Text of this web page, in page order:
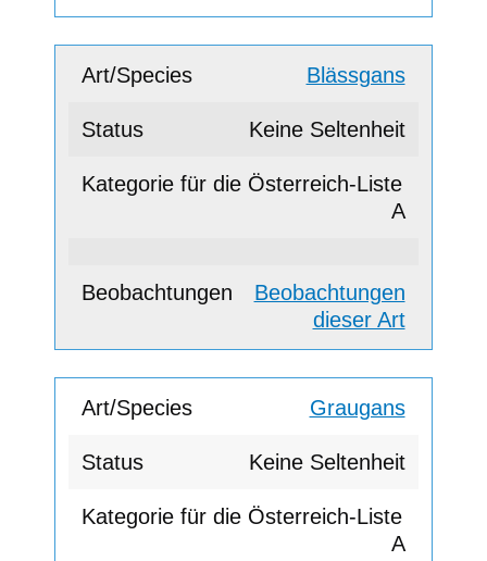
Blässgans
Keine Seltenheit
A
Beobachtungen
dieser Art
Graugans
Keine Seltenheit
A